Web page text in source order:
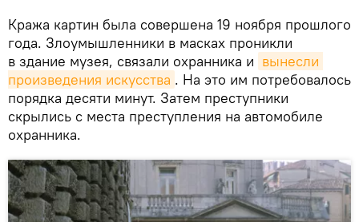
Кража картин была совершена 19 ноября прошлого
года. Злоумышленники в масках проникли
в здание музея, связали охранника и вынесли
произведения искусства . На это им потребовалось
порядка десяти минут. Затем преступники
скрылись с места преступления на автомобиле
охранника.